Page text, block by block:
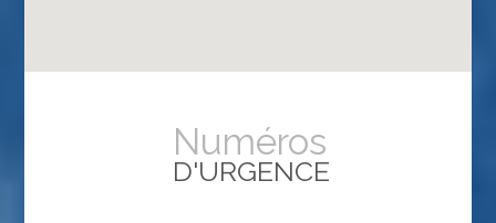
Numéros
D'URGENCE